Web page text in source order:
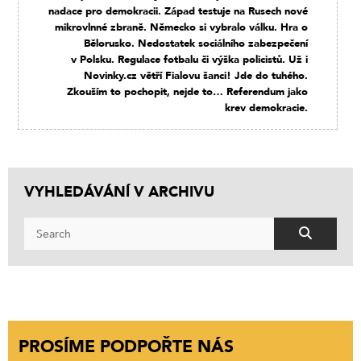
nadace pro demokracii. Západ testuje na Rusech nové
mikrovlnné zbraně. Německo si vybralo válku. Hra o
Bělorusko. Nedostatek sociálního zabezpečení
v Polsku. Regulace fotbalu či výška policistů. Už i
Novinky.cz větří Fialovu šanci! Jde do tuhého.
Zkouším to pochopit, nejde to… Referendum jako
krev demokracie.
VYHLEDÁVÁNÍ V ARCHIVU
PROSÍME PODPOŘTE NÁS